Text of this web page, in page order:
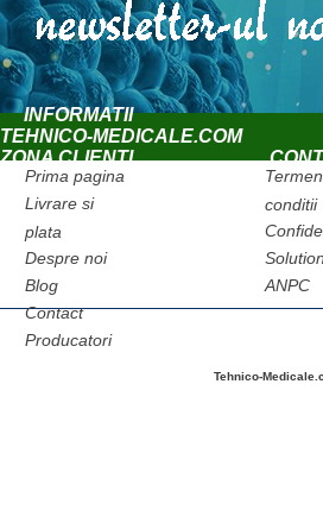
INFORMATII
TEHNICO-MEDICALE.COM
ZONA CLIENTI
Prima pagina
Livrare si
plata
Despre noi
Blog
Contact
Producatori
conditii
ANPC
Tehnico-